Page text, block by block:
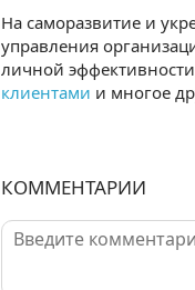
На саморазвитие и
управления
личной
клиентами и многое
КОММЕНТАРИИ